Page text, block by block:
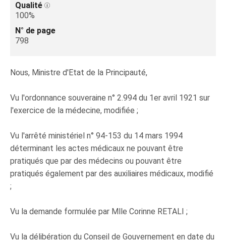
Qualité
100%
N° de page
798
Nous, Ministre d'Etat de la Principauté,
Vu l'ordonnance souveraine n° 2.994 du 1er avril 1921 sur
l'exercice de la médecine, modifiée ;
Vu l'arrêté ministériel n° 94-153 du 14 mars 1994
déterminant les actes médicaux ne pouvant être
pratiqués que par des médecins ou pouvant être
pratiqués également par des auxiliaires médicaux, modifié
;
Vu la demande formulée par Mlle Corinne RETALI ;
Vu la délibération du Conseil de Gouvernement en date du